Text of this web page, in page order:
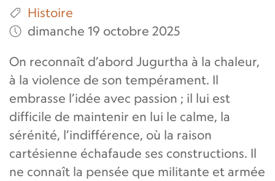
Histoire
dimanche 19 octobre 2025
On reconnaît d’abord Jugurtha à la chaleur,
à la violence de son tempérament. Il
embrasse l’idée avec passion ; il lui est
difficile de maintenir en lui le calme, la
sérénité, l’indifférence, où la raison
cartésienne échafaude ses constructions. Il
ne connaît la pensée que militante et armée